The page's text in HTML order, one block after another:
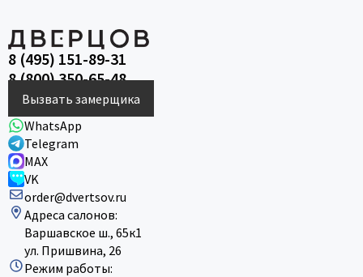
8 (495) 151-89-31
8 (800) 350-65-48
Вызвать замерщика
WhatsApp
Telegram
MAX
VK
order@dvertsov.ru
Адреса салонов:
Варшавское ш., 65к1
ул. Пришвина, 26
Режим работы: